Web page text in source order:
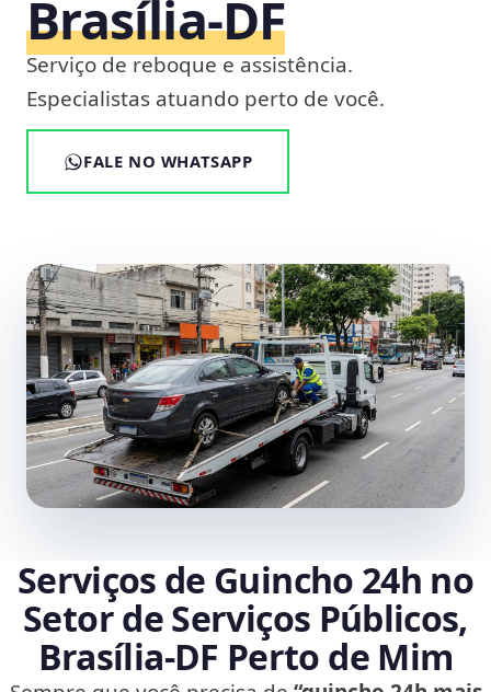
Brasília‑DF
Serviço de reboque e assistência.
Especialistas atuando perto de você.
FALE NO WHATSAPP
Serviços de Guincho 24h no
Setor de Serviços Públicos,
Brasília‑DF Perto de Mim